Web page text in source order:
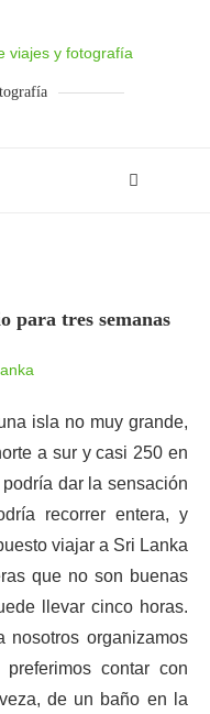
tres semanas
isla no muy grande,
a sur y casi 250 en
dar la sensación
recorrer entera, y
viajar a Sri Lanka
que no son buenas
llevar cinco horas.
nosotros organizamos
contar con
de un baño en la